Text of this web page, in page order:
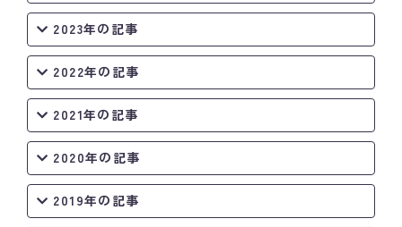
2023年の記事
2022年の記事
2021年の記事
2020年の記事
2019年の記事